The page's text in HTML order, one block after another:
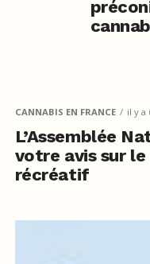
CANNABIS EN FRANCE il y a
L’Assemblée
votre avis sur le
récréatif